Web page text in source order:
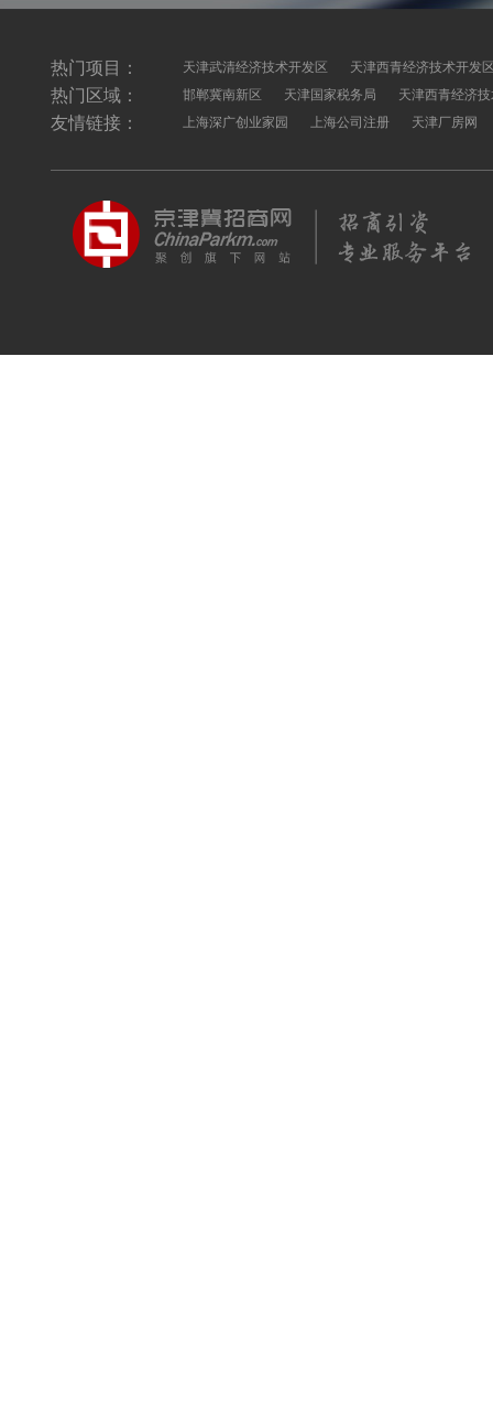
热门项目： 天津武清经济技术开发区 天津西青经济技术开发
热门区域： 邯郸冀南新区 天津国家税务局 天津西青经济
友情链接： 上海深广创业家园 上海公司注册 天津厂房网